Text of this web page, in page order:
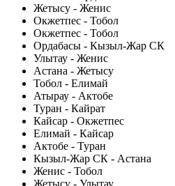
Жетысу - Женис
Окжетпес - Тобол
Окжетпес - Тобол
Ордабасы - Кызыл-Жар СК
Улытау - Женис
Астана - Жетысу
Тобол - Елимай
Атырау - Актобе
Туран - Кайрат
Кайсар - Окжетпес
Елимай - Кайсар
Актобе - Туран
Кызыл-Жар СК - Астана
Женис - Тобол